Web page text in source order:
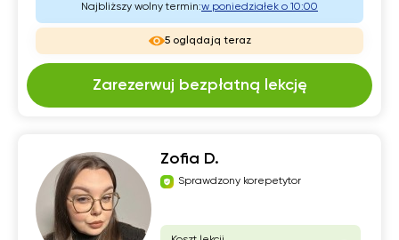
Najbliższy wolny termin:w poniedziałek o 10:00
5 oglądają teraz
Zarezerwuj bezpłatną lekcję
Zofia D.
Sprawdzony korepetytor